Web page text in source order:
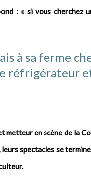
: « si vous cherchez
à sa ferme
réfrigérateur
metteur en scène de la
spectacles se